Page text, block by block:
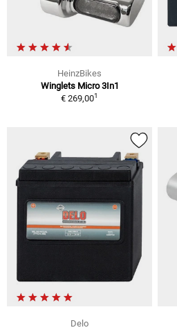
HeinzBikes
Winglets Micro 3In1
€ 269,001
Delo